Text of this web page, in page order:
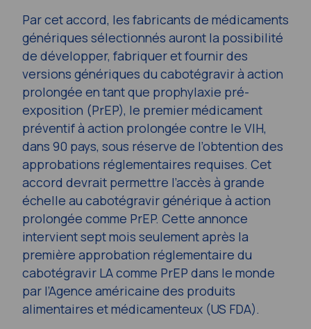
Par cet accord, les fabricants de médicaments
génériques sélectionnés auront la possibilité
de développer, fabriquer et fournir des
versions génériques du cabotégravir à action
prolongée en tant que prophylaxie pré-
exposition (PrEP), le premier médicament
préventif à action prolongée contre le VIH,
dans 90 pays, sous réserve de l’obtention des
approbations réglementaires requises. Cet
accord devrait permettre l’accès à grande
échelle au cabotégravir générique à action
prolongée comme PrEP. Cette annonce
intervient sept mois seulement après la
première approbation réglementaire du
cabotégravir LA comme PrEP dans le monde
par l’Agence américaine des produits
alimentaires et médicamenteux (US FDA).